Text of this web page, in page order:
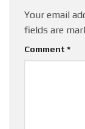
Your email
fields are
Comment *